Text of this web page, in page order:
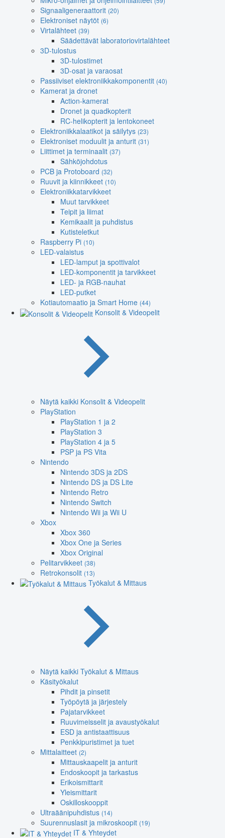
Signaaligeneraattorit (20)
Elektroniset näytöt (6)
Virtalähteet (39)
Säädettävät laboratoriovirtalähteet
3D-tulostus
3D-tulostimet
3D-osat ja varaosat
Passiiviset elektroniikkakomponentit (40)
Kamerat ja dronet
Action-kamerat
Dronet ja quadkopterit
RC-helikopterit ja lentokoneet
Elektroniikkalaatikot ja säilytys (23)
Elektroniset moduulit ja anturit (31)
Liittimet ja terminaalit (37)
Sähköjohdotus
PCB ja Protoboard (32)
Ruuvit ja kiinnikkeet (10)
Elektroniikkatarvikkeet
Muut tarvikkeet
Teipit ja liimat
Kemikaalit ja puhdistus
Kutisteletkut
Raspberry Pi (10)
LED-valaistus
LED-lamput ja spottivalot
LED-komponentit ja tarvikkeet
LED- ja RGB-nauhat
LED-putket
Kotiautomaatio ja Smart Home (44)
Konsolit & Videopelit
Näytä kaikki Konsolit & Videopelit
PlayStation
PlayStation 1 ja 2
PlayStation 3
PlayStation 4 ja 5
PSP ja PS Vita
Nintendo
Nintendo 3DS ja 2DS
Nintendo DS ja DS Lite
Nintendo Retro
Nintendo Switch
Nintendo Wii ja Wii U
Xbox
Xbox 360
Xbox One ja Series
Xbox Original
Pelitarvikkeet (38)
Retrokonsolit (13)
Työkalut & Mittaus
Näytä kaikki Työkalut & Mittaus
Käsityökalut
Pihdit ja pinsetit
Työpöytä ja järjestely
Pajatarvikkeet
Ruuvimeisselit ja avaustyökalut
ESD ja antistaattisuus
Penkkipuristimet ja tuet
Mittalaitteet (2)
Mittauskaapelit ja anturit
Endoskoopit ja tarkastus
Erikoismittarit
Yleismittarit
Oskilloskooppit
Ultraäänipuhdistus (14)
Suurennuslasit ja mikroskoopit (19)
IT & Yhteydet